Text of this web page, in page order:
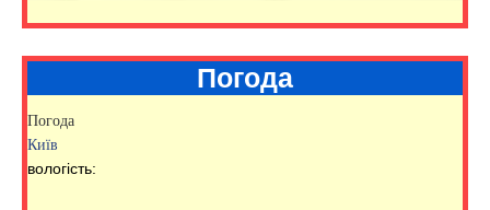
Погода
Погода
Київ
вологість: